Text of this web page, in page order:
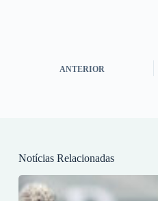
ANTERIOR
Notícias Relacionadas